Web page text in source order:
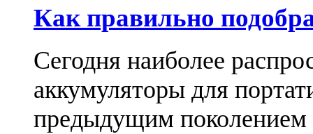
Как правильно
Сегодня наиболее
аккумуляторы для
предыдущим поколением